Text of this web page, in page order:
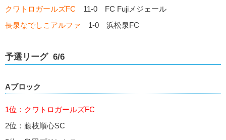
クワトロガールズFC 11-0 FC Fujiメジェール
長泉なでしこアルファ 1-0 浜松泉FC
予選リーグ 6/6
Aブロック
1位：クワトロガールズFC
2位：藤枝順心SC